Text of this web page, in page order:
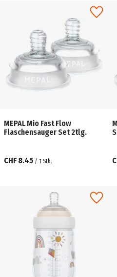
MEPAL Mio Fast Flow
Flaschensauger Set 2tlg.
CHF 8.45 / 1 Stk.